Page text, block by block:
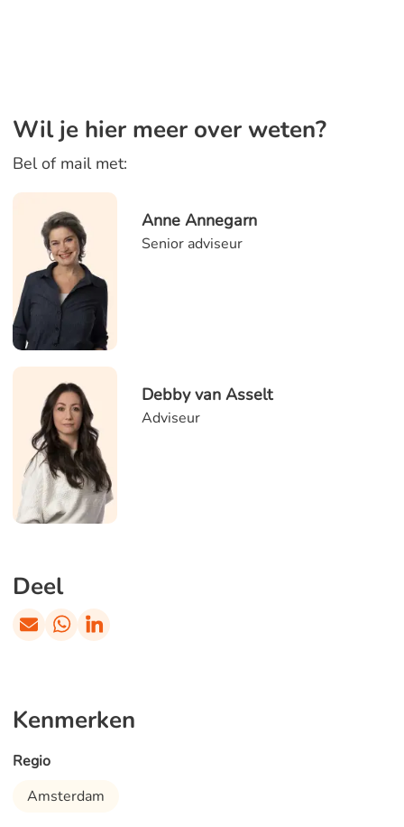
Wil je hier meer over weten?
Bel of mail met:
Anne Annegarn
Senior adviseur
Debby van Asselt
Adviseur
Deel
Kenmerken
Regio
Amsterdam